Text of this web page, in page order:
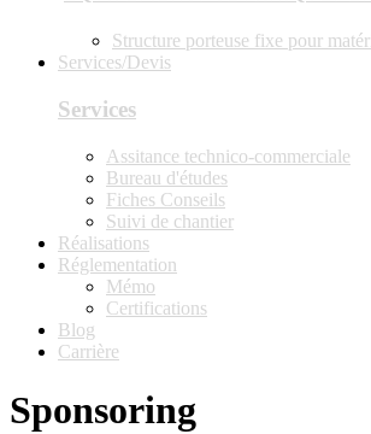
Structure porteuse fixe pour
Services/Devis
Services
Assitance technico-commerciale
Bureau d'études
Fiches Conseils
Suivi de chantier
Réalisations
Réglementation
Mémo
Certifications
Blog
Carrière
Sponsoring